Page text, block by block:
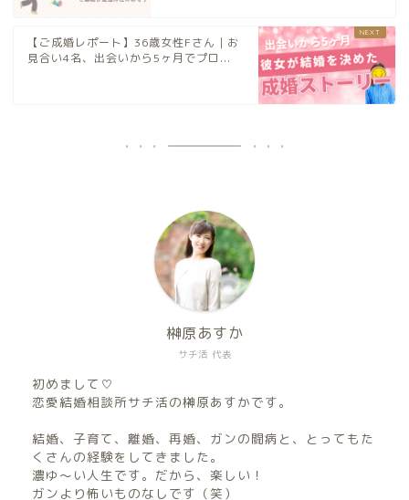
【ご成婚レポート】36歳女性Fさん｜お
見合い4名、出会いから5ヶ月でプロ...
サチ活 代表
榊原あすか
初めまして♡
恋愛結婚相談所サチ活の榊原あすかです。
結婚、子育て、離婚、再婚、ガンの闘病と、とってもた
くさんの経験をしてきました。
濃ゆ〜い人生です。だから、楽しい！
ガンより怖いものなしです（笑）